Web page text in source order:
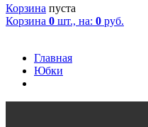
Корзина пуста
Корзина 0 шт., на: 0 руб.
Главная
Юбки